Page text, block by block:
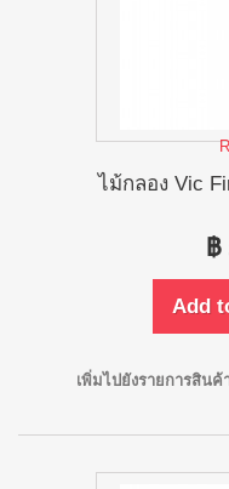
ไม้กลอง Vic
฿
Add
เพิ่มไปยังรายการสินค้